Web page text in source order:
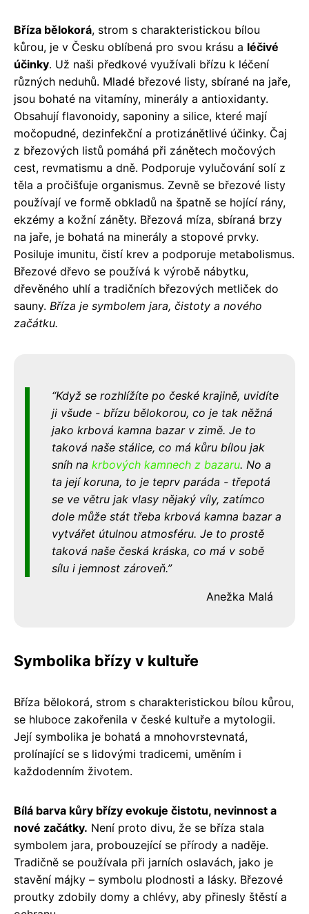
Bříza bělokorá, strom s charakteristickou bílou
kůrou, je v Česku oblíbená pro svou krásu a léčivé
účinky. Už naši předkové využívali břízu k léčení
různých neduhů. Mladé březové listy, sbírané na jaře,
jsou bohaté na vitamíny, minerály a antioxidanty.
Obsahují flavonoidy, saponiny a silice, které mají
močopudné, dezinfekční a protizánětlivé účinky. Čaj
z březových listů pomáhá při zánětech močových
cest, revmatismu a dně. Podporuje vylučování solí z
těla a pročišťuje organismus. Zevně se březové listy
používají ve formě obkladů na špatně se hojící rány,
ekzémy a kožní záněty. Březová míza, sbíraná brzy
na jaře, je bohatá na minerály a stopové prvky.
Posiluje imunitu, čistí krev a podporuje metabolismus.
Březové dřevo se používá k výrobě nábytku,
dřevěného uhlí a tradičních březových metliček do
sauny. Bříza je symbolem jara, čistoty a nového
začátku.
Když se rozhlížíte po české krajině, uvidíte
ji všude - břízu bělokorou, co je tak něžná
jako krbová kamna bazar v zimě. Je to
taková naše stálice, co má kůru bílou jak
sníh na krbových kamnech z bazaru. No a
ta její koruna, to je teprv paráda - třepotá
se ve větru jak vlasy nějaký víly, zatímco
dole může stát třeba krbová kamna bazar a
vytvářet útulnou atmosféru. Je to prostě
taková naše česká kráska, co má v sobě
sílu i jemnost zároveň.
Anežka Malá
Symbolika břízy v kultuře
Bříza bělokorá, strom s charakteristickou bílou kůrou,
se hluboce zakořenila v české kultuře a mytologii.
Její symbolika je bohatá a mnohovrstevnatá,
prolínající se s lidovými tradicemi, uměním i
každodenním životem.
Bílá barva kůry břízy evokuje čistotu, nevinnost a
nové začátky. Není proto divu, že se bříza stala
symbolem jara, probouzející se přírody a naděje.
Tradičně se používala při jarních oslavách, jako je
stavění májky – symbolu plodnosti a lásky. Březové
proutky zdobily domy a chlévy, aby přinesly štěstí a